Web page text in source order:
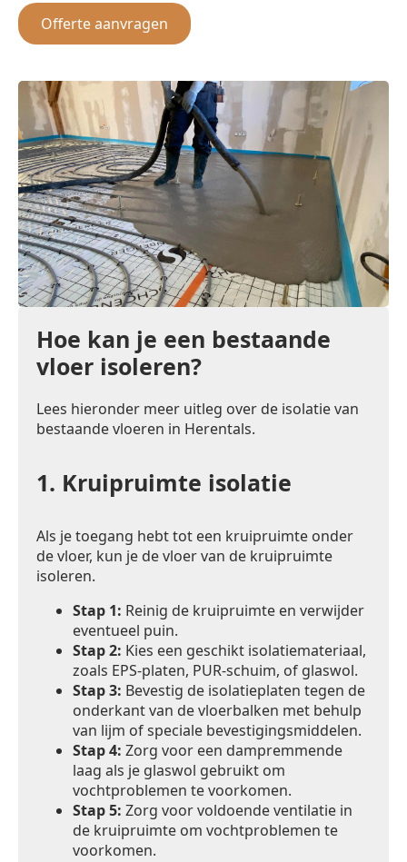
Offerte aanvragen
Hoe kan je een bestaande
vloer isoleren?
Lees hieronder meer uitleg over de isolatie van
bestaande vloeren in Herentals.
1. Kruipruimte isolatie
Als je toegang hebt tot een kruipruimte onder
de vloer, kun je de vloer van de kruipruimte
isoleren.
Stap 1: Reinig de kruipruimte en verwijder
eventueel puin.
Stap 2: Kies een geschikt isolatiemateriaal,
zoals EPS-platen, PUR-schuim, of glaswol.
Stap 3: Bevestig de isolatieplaten tegen de
onderkant van de vloerbalken met behulp
van lijm of speciale bevestigingsmiddelen.
Stap 4: Zorg voor een dampremmende
laag als je glaswol gebruikt om
vochtproblemen te voorkomen.
Stap 5: Zorg voor voldoende ventilatie in
de kruipruimte om vochtproblemen te
voorkomen.